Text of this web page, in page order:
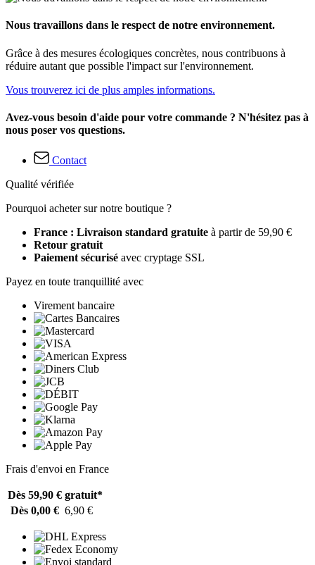
Nous travaillons dans le respect de notre environnement.
Grâce à des mesures écologiques concrètes, nous contribuons à
réduire autant que possible l'impact sur l'environnement.
Vous trouverez ici de plus amples informations.
Avez-vous besoin d'aide pour votre commande ? N'hésitez pas à
nous poser vos questions.
Contact
Qualité vérifiée
Pourquoi acheter sur notre boutique ?
France : Livraison standard gratuite à partir de 59,90 €
Retour gratuit
Paiement sécurisé avec cryptage SSL
Payez en toute tranquillité avec
Virement bancaire
Frais d'envoi en France
Dès 59,90 € gratuit*
Dès 0,00 € 6,90 €